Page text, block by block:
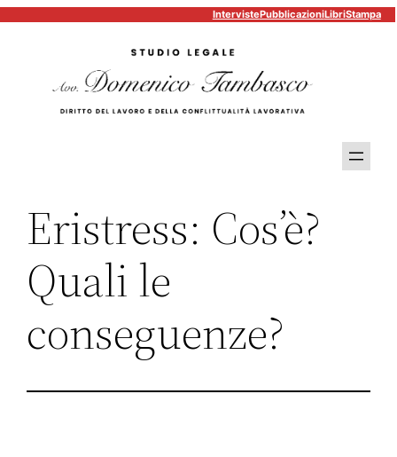
Vai
IntervistePubblicazioniLibriStampa
Eristress: Cos’è?
Quali le
conseguenze?